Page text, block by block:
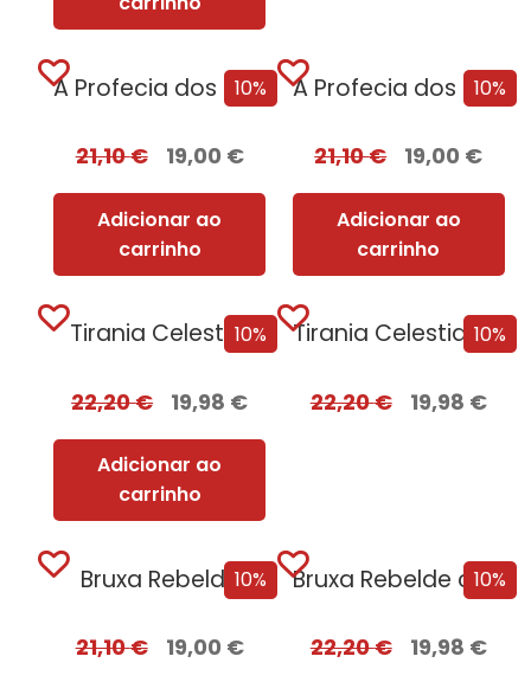
10%
A Profecia dos Dois Lobos
21,10€ 19,00 €
Adicionar ao
carrinho
10%
A Profecia dos Dois Lobos + Oferta A Filha do Irlandês
21,10€ 19,00 €
Adicionar ao
carrinho
10%
Tirania Celestial
22,20€ 19,98 €
Adicionar ao
carrinho
10%
Tirania Celestial + Oferta GILD
22,20€ 19,98 €
10%
Bruxa Rebelde
21,10€ 19,00 €
10%
Bruxa Rebelde com EDGES
22,20€ 19,98 €